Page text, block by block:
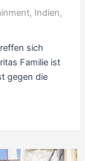
, Indien,
sich
Familie ist
gegen die